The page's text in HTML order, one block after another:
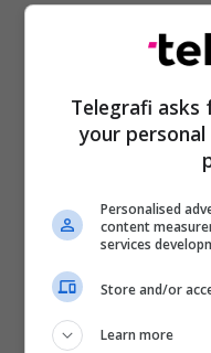
Telegrafi asks
your
Personalised
content
services
Store and/or
Learn more